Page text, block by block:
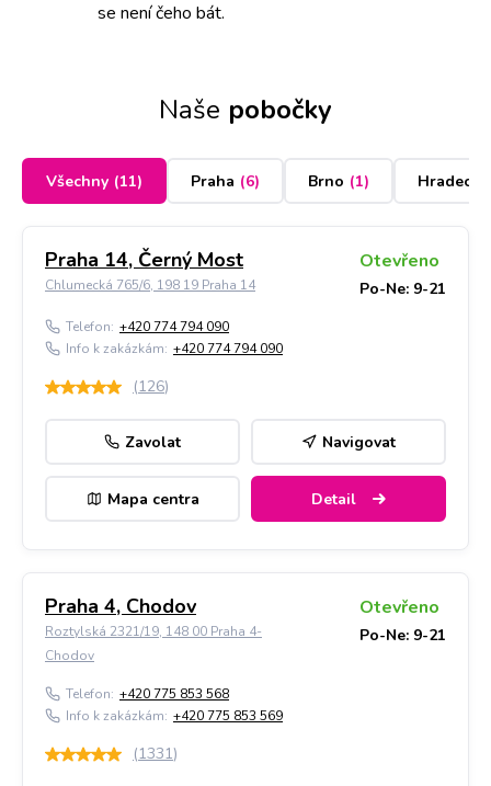
se není čeho bát.
Naše pobočky
Všechny (11) Praha (6) Brno (1) Hradec
Praha 14, Černý Most
Chlumecká 765/6, 198 19 Praha 14
Otevřeno
Po-Ne: 9-21
Telefon: +420 774 794 090
Info k zakázkám: +420 774 794 090
(126)
Zavolat Navigovat
Mapa centra Detail
Praha 4, Chodov
Roztylská 2321/19, 148 00 Praha 4-
Chodov
Otevřeno
Po-Ne: 9-21
Telefon: +420 775 853 568
Info k zakázkám: +420 775 853 569
(1331)